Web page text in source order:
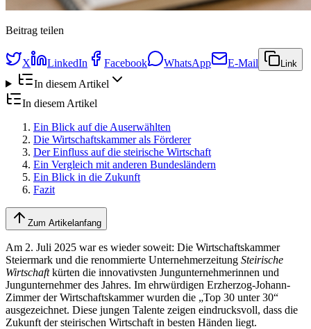
Beitrag teilen
X LinkedIn Facebook WhatsApp E-Mail Link
In diesem Artikel
In diesem Artikel
Ein Blick auf die Auserwählten
Die Wirtschaftskammer als Förderer
Der Einfluss auf die steirische Wirtschaft
Ein Vergleich mit anderen Bundesländern
Ein Blick in die Zukunft
Fazit
Zum Artikelanfang
Am 2. Juli 2025 war es wieder soweit: Die Wirtschaftskammer
Steiermark und die renommierte Unternehmerzeitung Steirische
Wirtschaftkürten die innovativsten Jungunternehmerinnen und
Jungunternehmer des Jahres. Im ehrwürdigen Erzherzog-Johann-
Zimmer der Wirtschaftskammer wurden die „Top 30 unter 30“
ausgezeichnet. Diese jungen Talente zeigen eindrucksvoll, dass die
Zukunft der steirischen Wirtschaft in besten Händen liegt.